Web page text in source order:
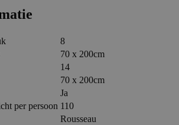
8
70 x 200cm
14
70 x 200cm
Ja
per persoon 110
Rousseau